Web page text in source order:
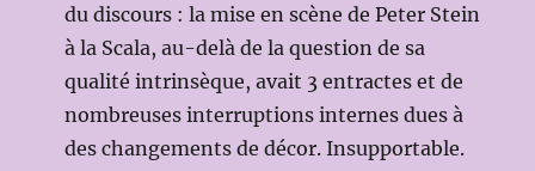
du discours : la mise en scène de Peter Stein
à la Scala, au-delà de la question de sa
qualité intrinsèque, avait 3 entractes et de
nombreuses interruptions internes dues à
des changements de décor. Insupportable.